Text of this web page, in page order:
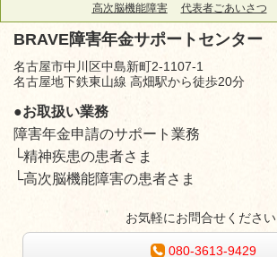
高次脳機能障害
代表者ごあいさつ
BRAVE障害年金サポートセンター
名古屋市中川区中島新町2-1107-1
名古屋地下鉄東山線 高畑駅から徒歩20分
●お取扱い業務
障害年金申請のサポート業務
└精神疾患の患者さま
└高次脳機能障害の患者さま
お気軽にお問合せください
080-3613-9429